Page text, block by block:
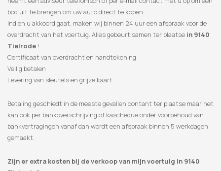
​​bod uit te brengen om uw auto direct te kopen.
Indien u akkoord gaat, maken wij binnen 24 uur een afspraak voor de
overdracht van het voertuig. Alles gebeurt samen ter plaatse in 9140
Tielrode !
Certificaat van overdracht en handtekening
Veilig betalen
Levering van sleutels en grijze kaart
Betaling geschiedt in de meeste gevallen contant ter plaatse maar het
kan ook per bankoverschrijving of kascheque onder voorbehoud van
bankvertragingen vanaf dan wordt een afspraak binnen 5 werkdagen
gemaakt.
Zijn er extra kosten bij de verkoop van mijn voertuig in 9140